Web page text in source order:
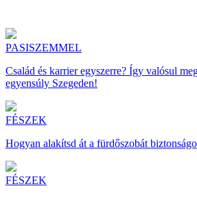
PASISZEMMEL
Család és karrier egyszerre? Így valósul
egyensúly Szegeden!
FÉSZEK
Hogyan alakítsd át a fürdőszobát
FÉSZEK